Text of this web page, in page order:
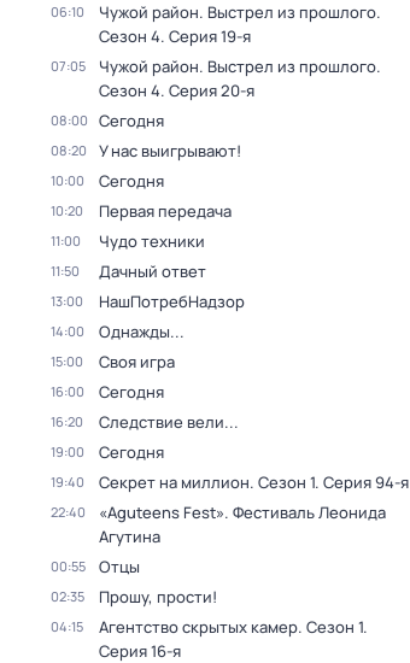
06:10 Чужой район. Выстрел из прошлого.
Сезон 4. Серия 19-я
07:05 Чужой район. Выстрел из прошлого.
Сезон 4. Серия 20-я
08:00 Сегодня
08:20 У нас выигрывают!
10:00 Сегодня
10:20 Первая передача
11:00 Чудо техники
11:50 Дачный ответ
13:00 НашПотребНадзор
14:00 Однажды...
15:00 Своя игра
16:00 Сегодня
16:20 Следствие вели...
19:00 Сегодня
19:40 Секрет на миллион. Сезон 1. Серия 94-я
22:40
«Aguteens Fest». Фестиваль Леонида
Агутина
00:55 Отцы
02:35 Прошу, прости!
04:15 Агентство скрытых камер. Сезон 1.
Серия 16-я